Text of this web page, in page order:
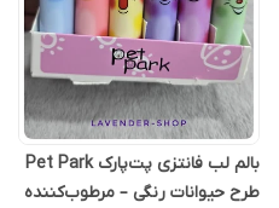
بالم لب فانتزی پت‌پارک Pet Park
طرح حیوانات رنگی – مرطوب‌کننده